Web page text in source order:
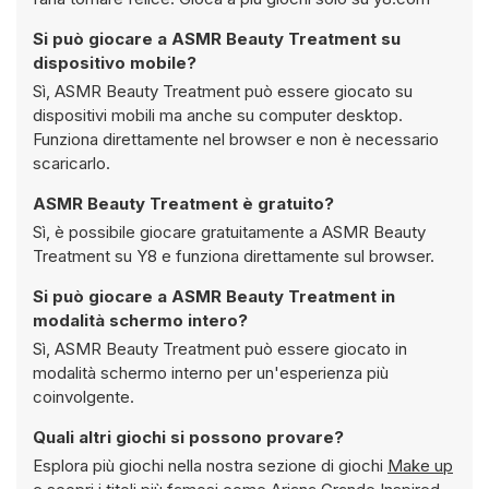
Si può giocare a ASMR Beauty Treatment su
dispositivo mobile?
Sì, ASMR Beauty Treatment può essere giocato su
dispositivi mobili ma anche su computer desktop.
Funziona direttamente nel browser e non è necessario
scaricarlo.
ASMR Beauty Treatment è gratuito?
Sì, è possibile giocare gratuitamente a ASMR Beauty
Treatment su Y8 e funziona direttamente sul browser.
Si può giocare a ASMR Beauty Treatment in
modalità schermo intero?
Sì, ASMR Beauty Treatment può essere giocato in
modalità schermo interno per un'esperienza più
coinvolgente.
Quali altri giochi si possono provare?
Esplora più giochi nella nostra sezione di giochi Make up